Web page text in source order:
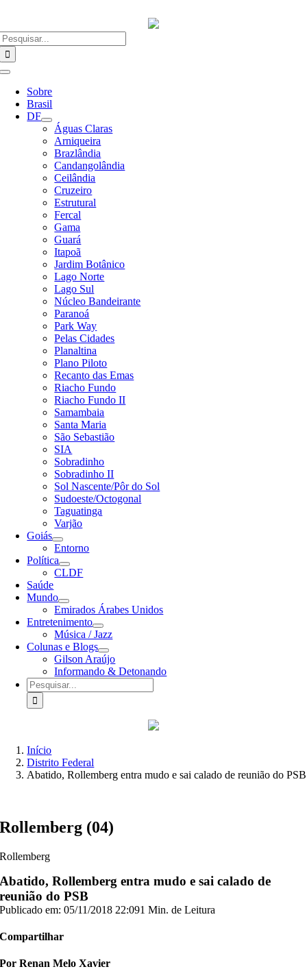
o
conteúdo
Alternar
Navegação
Sobre
Brasil
DF
Águas Claras
Arniqueira
Brazlândia
Candangolândia
Ceilândia
Cruzeiro
Estrutural
Fercal
Gama
Guará
Itapoã
Jardim Botânico
Lago Norte
Lago Sul
Núcleo Bandeirante
Paranoá
Park Way
Pelas Cidades
Planaltina
Plano Piloto
Recanto das Emas
Riacho Fundo
Riacho Fundo II
Samambaia
Santa Maria
São Sebastião
SIA
Sobradinho
Sobradinho II
Sol Nascente/Pôr do Sol
Sudoeste/Octogonal
Taguatinga
Varjão
Goiás
Entorno
Política
CLDF
Saúde
Mundo
Emirados Árabes Unidos
Entretenimento
Música / Jazz
Colunas e Blogs
Gilson Araújo
Informando & Detonando
Buscar
resultados
para:
Início
Distrito Federal
Abatido, Rollemberg entra mudo e sai calado de reunião do PSB
Rollemberg (04)
Rollemberg
Abatido, Rollemberg entra mudo e sai calado de
reunião do PSB
Publicado em: 05/11/2018 22:091 Min. de Leitura
Compartilhar
Por Renan Melo Xavier